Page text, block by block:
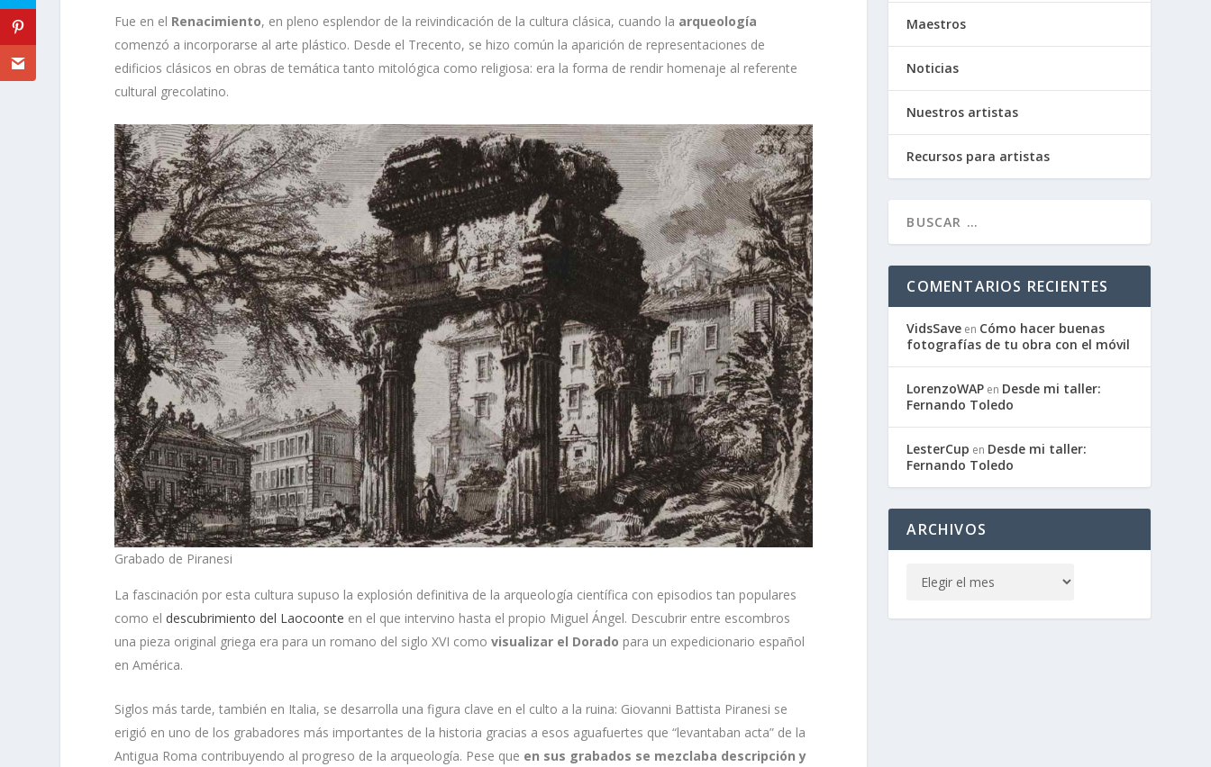
Fue en el Renacimiento, en pleno esplendor de la reivindicación de la cultura clásica, cuando la arqueología
comenzó a incorporarse al arte plástico. Desde el Trecento, se hizo común la aparición de representaciones de
edificios clásicos en obras de temática tanto mitológica como religiosa: era la forma de rendir homenaje al referente
cultural grecolatino.
Grabado de Piranesi
La fascinación por esta cultura supuso la explosión definitiva de la arqueología científica con episodios tan populares
como el descubrimiento del Laocoonte en el que intervino hasta el propio Miguel Ángel. Descubrir entre escombros
una pieza original griega era para un romano del siglo XVI comovisualizar el Dorado para un expedicionario español
en América.
Siglos más tarde, también en Italia, se desarrolla una figura clave en el culto a la ruina: Giovanni Battista Piranesi se
erigió en uno de los grabadores más importantes de la historia gracias a esos aguafuertes que “levantaban acta” de la
Antigua Roma contribuyendo al progreso de la arqueología. Pese que en sus grabados se mezclaba descripción y
Maestros
Noticias
Nuestros artistas
Recursos para artistas
COMENTARIOS RECIENTES
VidsSave en Cómo hacer buenas
fotografías de tu obra con el móvil
LorenzoWAP en Desde mi taller:
Fernando Toledo
LesterCup en Desde mi taller:
Fernando Toledo
ARCHIVOS